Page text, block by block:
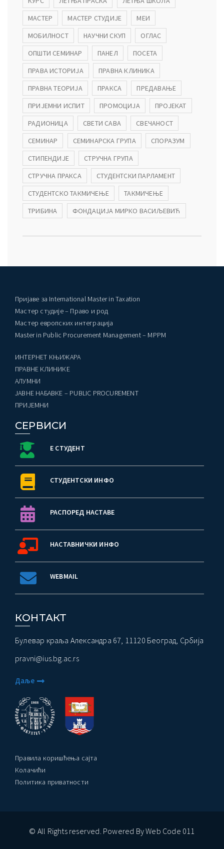
МАСТЕР
МАСТЕР СТУДИЈЕ
МЕИ
МОБИЛНОСТ
НАУЧНИ СКУП
ОГЛАС
ОПШТИ СЕМИНАР
ПАНЕЛ
ПОСЕТА
ПРАВА ИСТОРИЈА
ПРАВНА КЛИНИКА
ПРАВНА ТЕОРИЈА
ПРАКСА
ПРЕДАВАЊЕ
ПРИЈЕМНИ ИСПИТ
ПРОМОЦИЈА
ПРОЈЕКАТ
РАДИОНИЦА
СВЕТИ САВА
СВЕЧАНОСТ
СЕМИНАР
СЕМИНАРСКА ГРУПА
СПОРАЗУМ
СТИПЕНДИЈЕ
СТРУЧНА ГРУПА
СТРУЧНА ПРАКСА
СТУДЕНТСКИ ПАРЛАМЕНТ
СТУДЕНТСКО ТАКМИЧЕЊЕ
ТАКМИЧЕЊЕ
ТРИБИНА
ФОНДАЦИЈА МИРКО ВАСИЉЕВИЋ
Пријаве за International Master in Taxation
Мастер студије – Право и род
Мастер европских интеграција
Master in Public Procurement Management – MPPM
ИНТЕРНЕТ КЊИЖАРА
ПРАВНЕ КЛИНИКЕ
AЛУМНИ
ЈАВНЕ НАБАВКЕ – PUBLIC PROCUREMENT
ПРИЈЕМНИ
СЕРВИСИ
Е СТУДЕНТ
СТУДЕНТСКИ ИНФО
РАСПОРЕД НАСТАВЕ
НАСТАВНИЧКИ ИНФО
WEBMAIL
КОНТАКТ
Булевар краља Александра 67, 11120 Београд, Србија
pravni@ius.bg.ac.rs
Даље
Правила коришћења сајта
Колачићи
Политика приватности
© All Rights reserved. Powered By Web Code 011